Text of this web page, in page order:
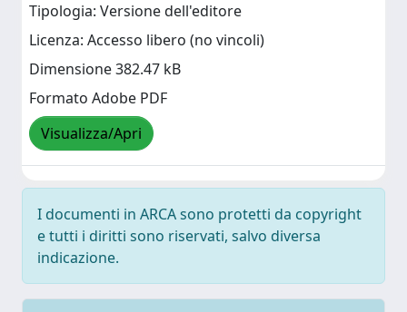
Tipologia: Versione dell'editore
Licenza: Accesso libero (no vincoli)
Dimensione 382.47 kB
Formato Adobe PDF
Visualizza/Apri
I documenti in ARCA sono protetti da copyright
e tutti i diritti sono riservati, salvo diversa
indicazione.